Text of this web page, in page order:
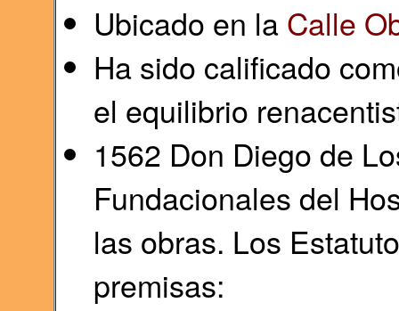
Ubicado en la Calle
Ha sido calificado
el equilibrio
1562 Don Diego de
Fundacionales del
las obras. Los
premisas: